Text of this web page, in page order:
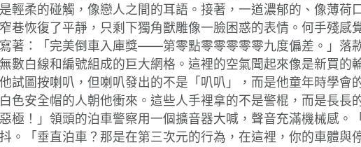
輕柔的碰觸，像戀人之間的耳語。接著，一道濃郁的、像薄
巷恢復了平靜，只剩下獨角獸雕像一臉困惑的表情。何手殘
著：「完美倒車入庫獎——第零點零零零零零九度偏差。」落
數白線和編號組成的巨大網格。這裡的空氣聞起來像是新買
試圖按喇叭，但喇叭發出的不是「叭叭」，而是他童年時學
色安全帽的人朝他衝來。這些人手裡拿的不是警棍，而是長
極！」領頭的泊車警察用一個擴音器大喊，聲音充滿機械感
。「垂直泊車？那是在第三次元的行為，在這裡，你的車體